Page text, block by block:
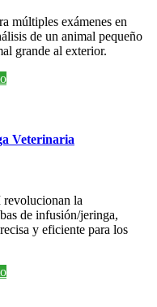
múltiples exámenes en
de un animal pequeño
grande al exterior.
Veterinaria
la
de infusión/jeringa,
y eficiente para los